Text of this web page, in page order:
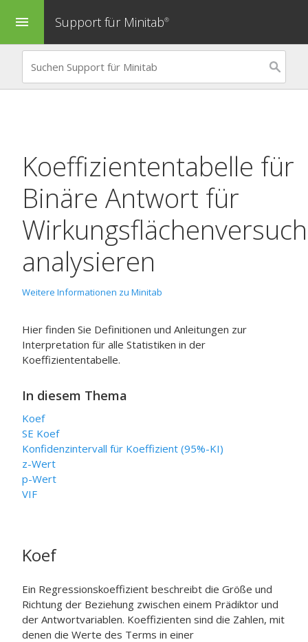
menu Support für Minitab®
Koeffiziententabelle für
Binäre Antwort für
analysieren
Weitere Informationen zu Minitab
Hier finden Sie Definitionen und Anleitungen zur
Interpretation für alle Statistiken in der
Koeffiziententabelle.
In diesem Thema
Koef
SE Koef
Konfidenzintervall für Koeffizient (95%-KI)
z-Wert
p-Wert
VIF
Koef
Ein Regressionskoeffizient beschreibt die Größe und
Richtung der Beziehung zwischen einem Prädiktor und
der Antwortvariablen. Koeffizienten sind die Zahlen, mit
denen die Werte des Terms in einer